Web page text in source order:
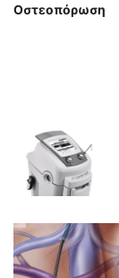
Οστεοπόρωση